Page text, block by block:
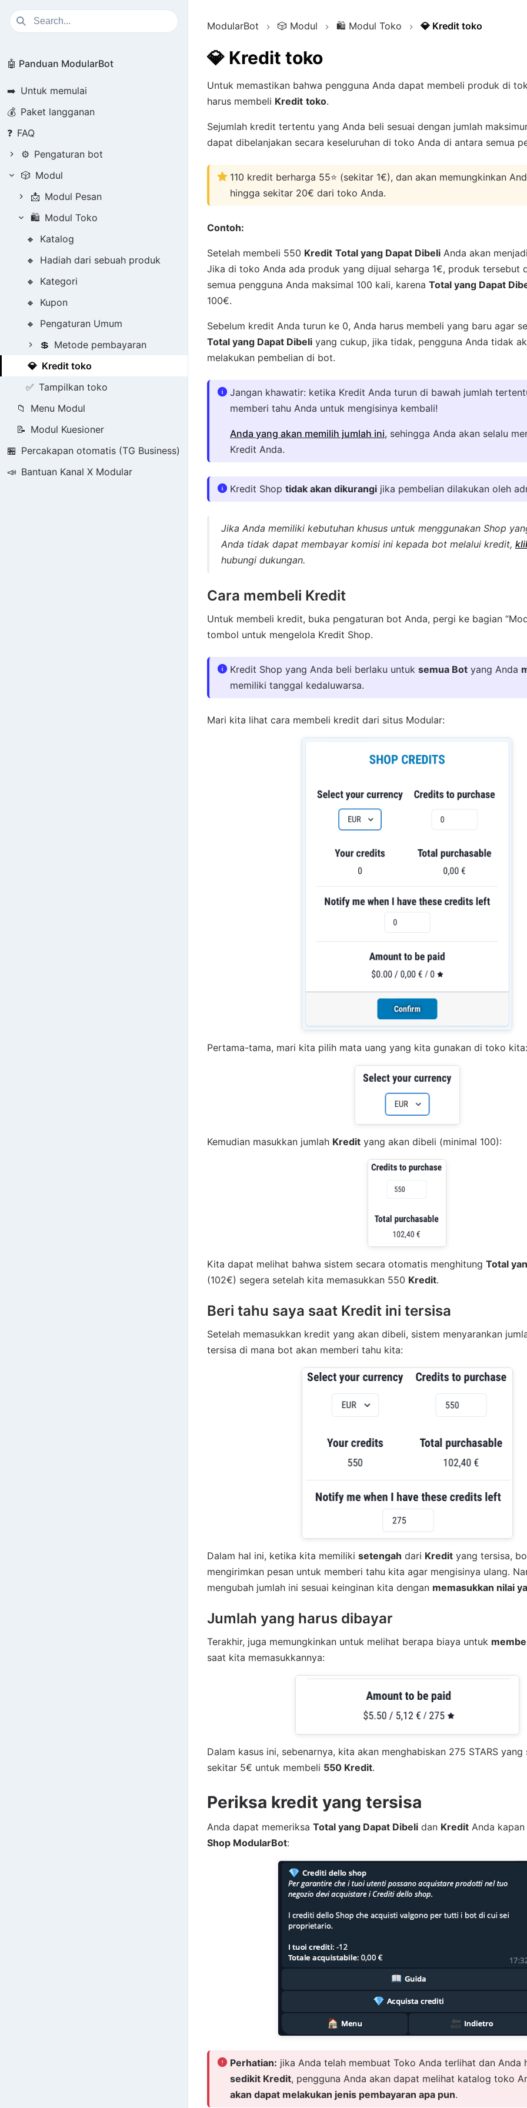
🤖 Panduan ModularBot
➡️ Untuk memulai
💰 Paket langganan
❓ FAQ
⚙️ Pengaturan bot
🎲 Modul
📩 Modul Pesan
🛍️ Modul Toko
🔸
Katalog
🔸
Hadiah dari sebuah produk
🔸
Kategori
🔸
Kupon
🔸
Pengaturan Umum
💲 Metode pembayaran
💎 Kredit toko
✅ Tampilkan toko
📁
Menu Modul
📝 Modul Kuesioner
🏪 Percakapan otomatis (TG Business)
📣 Bantuan Kanal X Modular
ModularBot 🎲 Modul 🛍️ Modul Toko 💎 Kredit toko
💎 Kredit toko
Untuk memastikan bahwa pengguna Anda dapat membeli produk di
harus membeli Kredit toko.
Sejumlah kredit tertentu yang Anda beli sesuai dengan jumlah
dapat dibelanjakan secara keseluruhan di toko Anda di antara semua
110 kredit berharga 55⭐️ (sekitar 1€), dan akan memungkinkan
hingga sekitar 20€ dari toko Anda.
Contoh:
Setelah membeli 550 Kredit Total yang Dapat Dibeli Anda akan
Jika di toko Anda ada produk yang dijual seharga 1€, produk tersebut
semua pengguna Anda maksimal 100 kali, karena Total yang Dapat
100€.
Sebelum kredit Anda turun ke 0, Anda harus membeli yang baru agar
Total yang Dapat Dibeli yang cukup, jika tidak, pengguna Anda tidak
melakukan pembelian di bot.
Jangan khawatir: ketika Kredit Anda turun di bawah jumlah
memberi tahu Anda untuk mengisinya kembali!
Anda yang akan memilih jumlah ini, sehingga Anda akan selalu
Kredit Anda.
Kredit Shop tidak akan dikurangi jika pembelian dilakukan oleh
Jika Anda memiliki kebutuhan khusus untuk menggunakan Shop
Anda tidak dapat membayar komisi ini kepada bot melalui kredit,
hubungi dukungan.
Cara membeli Kredit
Untuk membeli kredit, buka pengaturan bot Anda, pergi ke bagian
tombol untuk mengelola Kredit Shop.
Kredit Shop yang Anda beli berlaku untuk semua Bot yang Anda
memiliki tanggal kedaluwarsa.
Mari kita lihat cara membeli kredit dari situs Modular:
Pertama-tama, mari kita pilih mata uang yang kita gunakan di toko kita:
Kemudian masukkan jumlah Kredit yang akan dibeli (minimal 100):
Kita dapat melihat bahwa sistem secara otomatis menghitung Total
(102€) segera setelah kita memasukkan 550 Kredit.
Beri tahu saya saat Kredit ini tersisa
Setelah memasukkan kredit yang akan dibeli, sistem menyarankan
tersisa di mana bot akan memberi tahu kita:
Dalam hal ini, ketika kita memiliki setengah dari Kredit yang tersisa,
mengirimkan pesan untuk memberi tahu kita agar mengisinya ulang.
mengubah jumlah ini sesuai keinginan kita dengan memasukkan nilai
Jumlah yang harus dibayar
Terakhir, juga memungkinkan untuk melihat berapa biaya untuk
saat kita memasukkannya:
Dalam kasus ini, sebenarnya, kita akan menghabiskan 275 STARS
sekitar 5€ untuk membeli 550 Kredit.
Periksa kredit yang tersisa
Anda dapat memeriksa Total yang Dapat Dibeli dan Kredit Anda
Shop ModularBot:
Perhatian: jika Anda telah membuat Toko Anda terlihat dan Anda
sedikit Kredit, pengguna Anda akan dapat melihat katalog toko
akan dapat melakukan jenis pembayaran apa pun.